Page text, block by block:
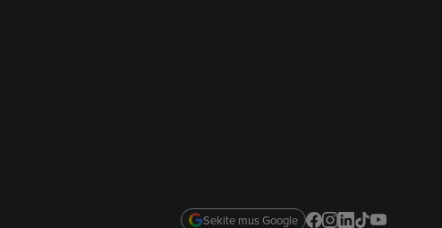
Sekite mus Google